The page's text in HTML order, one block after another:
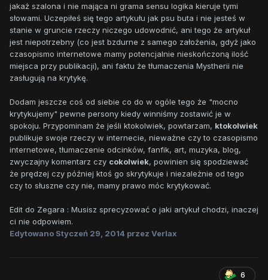
jakaż szalona i nie mająca ni grama sensu logika kieruje tymi
słowami. Uczepiłeś się tego artykułu jak psu buta i nie jesteś w
stanie w gruncie rzeczy niczego udowodnić, ani tego że artykuł
jest niepotrzebny (co jest bzdurne z samego założenia, gdyż jako
czasopismo internetowe mamy potencjalnie nieskończoną ilość
miejsca przy publikacji), ani faktu że tłumaczenia Mystherii nie
zasługują na krytykę.
Dodam jeszcze coś od siebie co do w ogóle tego że "mocno
krytykujemy" pewne persony kiedy winniśmy zostawić je w
spokoju. Przypominam że jeśli ktokolwiek, powtarzam, ktokolwiek
publikuje swoje rzeczy w internecie, nieważne czy to czasopismo
internetowe, tłumaczenie odcinków, fanfik, art, muzyka, blog,
zwyczajny komentarz czy cokolwiek, powinien się spodziewać
że prędzej czy później ktoś go skrytykuje i niezależnie od tego
czy to słuszne czy nie, mamy prawo móc krytykować.
Edit do Zegara : Musisz sprecyzować o jaki artykuł chodzi, inaczej
ci nie odpowiem.
Edytowano Styczeń 29, 2014 przez Verlax
6